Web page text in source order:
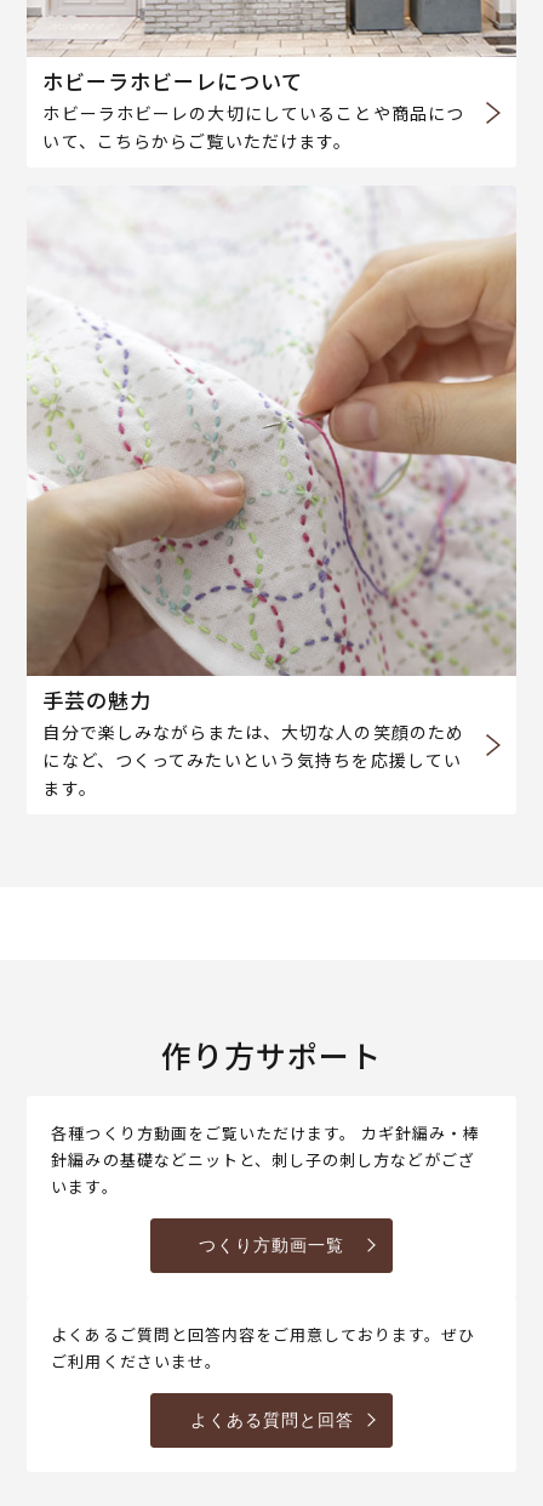
ホビーラホビーレについて
ホビーラホビーレの大切にしていることや商品につ
いて、こちらからご覧いただけます。
手芸の魅力
自分で楽しみながらまたは、大切な人の笑顔のため
になど、つくってみたいという気持ちを応援してい
ます。
作り方サポート
各種つくり方動画をご覧いただけます。 カギ針編み・棒
針編みの基礎などニットと、刺し子の刺し方などがござ
います。
つくり方動画一覧
よくあるご質問と回答内容をご用意しております。ぜひ
ご利用くださいませ。
よくある質問と回答